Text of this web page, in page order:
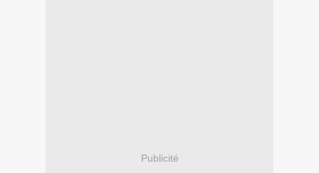
Publicité